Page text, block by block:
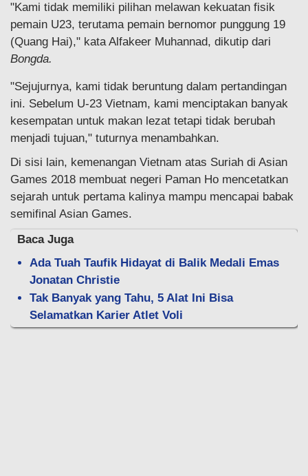
"Kami tidak memiliki pilihan melawan kekuatan fisik
pemain U23, terutama pemain bernomor punggung 19
(Quang Hai)," kata Alfakeer Muhannad, dikutip dari
Bongda.
"Sejujurnya, kami tidak beruntung dalam pertandingan
ini. Sebelum U-23 Vietnam, kami menciptakan banyak
kesempatan untuk makan lezat tetapi tidak berubah
menjadi tujuan," tuturnya menambahkan.
Di sisi lain, kemenangan Vietnam atas Suriah di Asian
Games 2018 membuat negeri Paman Ho mencetatkan
sejarah untuk pertama kalinya mampu mencapai babak
semifinal Asian Games.
Baca Juga
Ada Tuah Taufik Hidayat di Balik Medali Emas
Jonatan Christie
Tak Banyak yang Tahu, 5 Alat Ini Bisa
Selamatkan Karier Atlet Voli